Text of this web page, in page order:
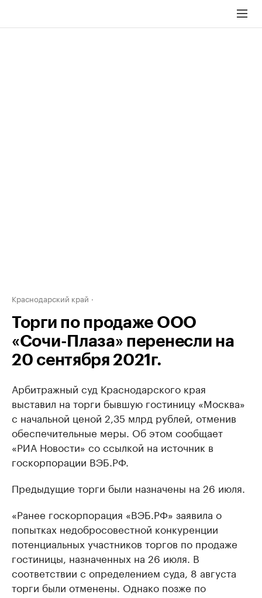
Краснодарский край
Торги по продаже ООО
«Сочи-Плаза» перенесли на
20 сентября 2021г.
Арбитражный суд Краснодарского края
выставил на торги бывшую гостиницу «Москва»
с начальной ценой 2,35 млрд рублей, отменив
обеспечительные меры. Об этом сообщает
«РИА Новости» со ссылкой на источник в
госкорпорации ВЭБ.РФ.
Предыдущие торги были назначены на 26 июля.
«Ранее госкорпорация «ВЭБ.РФ» заявила о
попытках недобросовестной конкуренции
потенциальных участников торгов по продаже
гостиницы, назначенных на 26 июля. В
соответствии с определением суда, 8 августа
торги были отменены. Однако позже по